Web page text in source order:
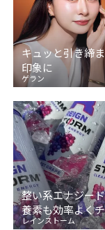
キュッと引き締
印象に
ゲラン
整い系エナジー
養素も効率よく
レインストーム